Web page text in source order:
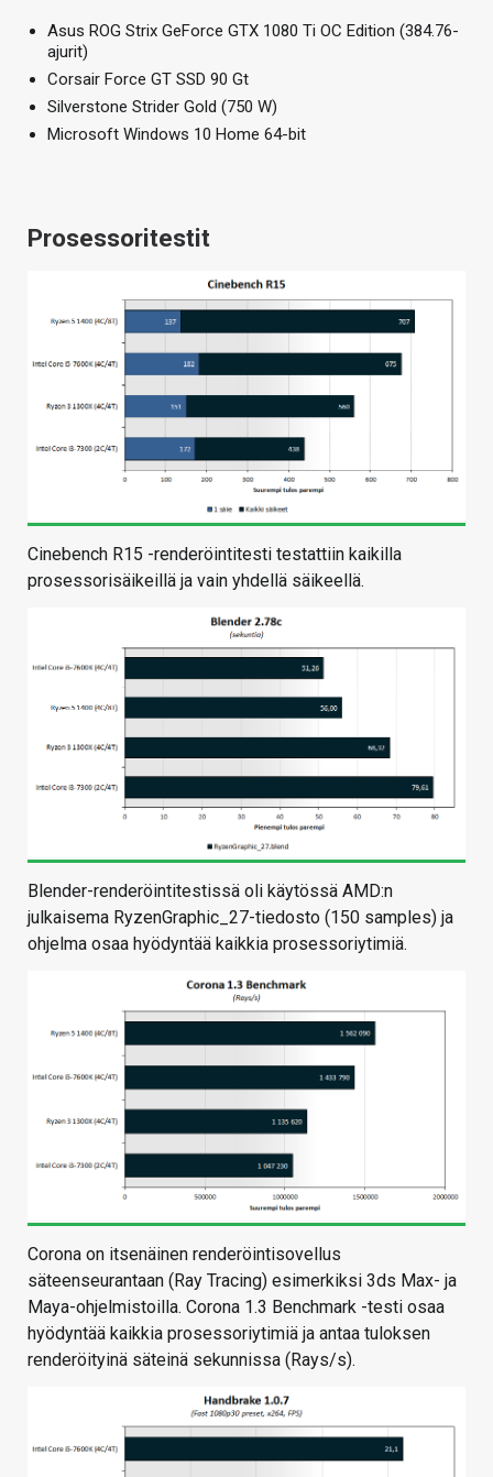
Asus ROG Strix GeForce GTX 1080 Ti OC Edition (384.76-
ajurit)
Corsair Force GT SSD 90 Gt
Silverstone Strider Gold (750 W)
Microsoft Windows 10 Home 64-bit
Prosessoritestit
Cinebench R15 -renderöintitesti testattiin kaikilla
prosessorisäikeillä ja vain yhdellä säikeellä.
Blender-renderöintitestissä oli käytössä AMD:n
julkaisema RyzenGraphic_27-tiedosto (150 samples) ja
ohjelma osaa hyödyntää kaikkia prosessoriytimiä.
Corona on itsenäinen renderöintisovellus
säteenseurantaan (Ray Tracing) esimerkiksi 3ds Max- ja
Maya-ohjelmistoilla. Corona 1.3 Benchmark -testi osaa
hyödyntää kaikkia prosessoriytimiä ja antaa tuloksen
renderöityinä säteinä sekunnissa (Rays/s).